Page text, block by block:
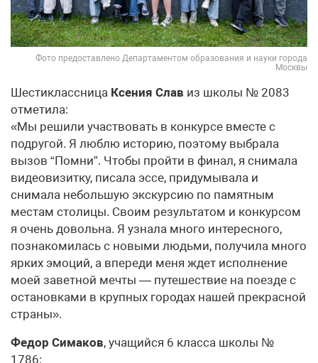
Фото предоставлено Департаментом образования и науки города
Москвы
Шестиклассница Ксения Слав из школы № 2083
отметила:
«Мы решили участвовать в конкурсе вместе с
подругой. Я люблю историю, поэтому выбрала
вызов “Помни”. Чтобы пройти в финал, я снимала
видеовизитку, писала эссе, придумывала и
снимала небольшую экскурсию по памятным
местам столицы. Своим результатом и конкурсом
я очень довольна. Я узнала много интересного,
познакомилась с новыми людьми, получила много
ярких эмоций, а впереди меня ждет исполнение
моей заветной мечты — путешествие на поезде с
остановками в крупных городах нашей прекрасной
страны».
Федор Симаков, учащийся 6 класса школы №
1786: